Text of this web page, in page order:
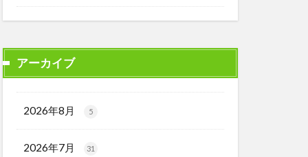
アーカイブ
2026年8月 5
2026年7月 31